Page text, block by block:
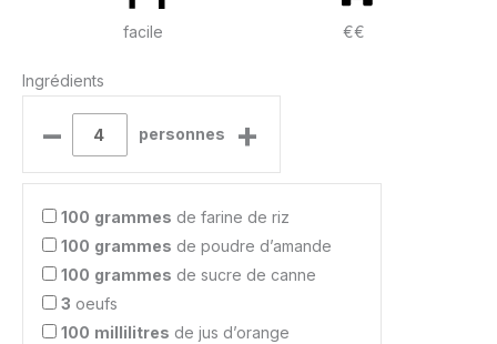
facile €€
Ingrédients
– personnes +
100 grammes de farine de riz
100 grammes de poudre d’amande
100 grammes de sucre de canne
3 oeufs
100 millilitres de jus d’orange